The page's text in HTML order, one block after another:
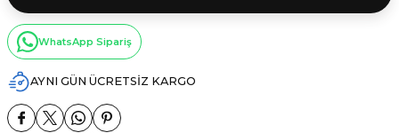
WhatsApp Sipariş
AYNI GÜN ÜCRETSİZ KARGO